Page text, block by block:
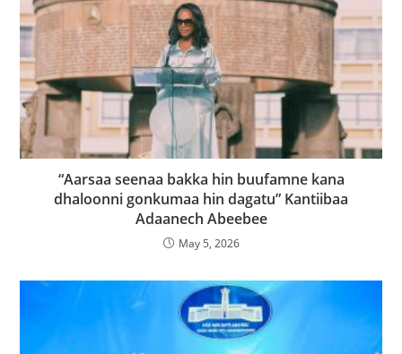
“Aarsaa seenaa bakka hin buufamne kana
dhaloonni gonkumaa hin dagatu” Kantiibaa
Adaanech Abeebee
May 5, 2026